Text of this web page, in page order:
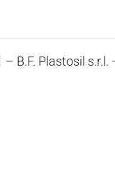
B.F. Plastosil s.r.l.